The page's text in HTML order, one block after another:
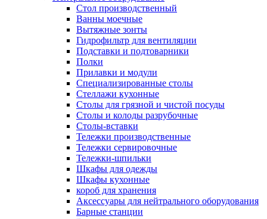
Cтол производственный
Ванны моечные
Вытяжные зонты
Гидрофильтр для вентиляции
Подставки и подтоварники
Полки
Прилавки и модули
Специализированные столы
Стеллажи кухонные
Столы для грязной и чистой посуды
Столы и колоды разрубочные
Столы-вставки
Тележки производственные
Тележки сервировочные
Тележки-шпильки
Шкафы для одежды
Шкафы кухонные
короб для хранения
Аксессуары для нейтрального оборудования
Барные станции